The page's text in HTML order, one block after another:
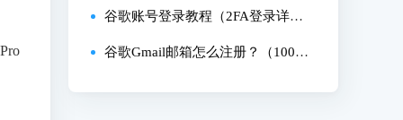
内创建Google账号详细教程）
谷歌账号登录教程（2FA登录详细
步骤）
谷歌Gmail邮箱怎么注册？（100%